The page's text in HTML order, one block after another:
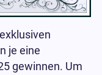
je eine
gewinnen. Um